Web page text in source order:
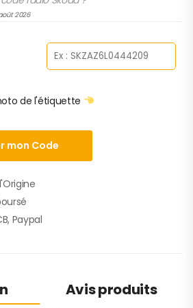
2026
de l'étiquette
mon Code
Paypal
Avis produits